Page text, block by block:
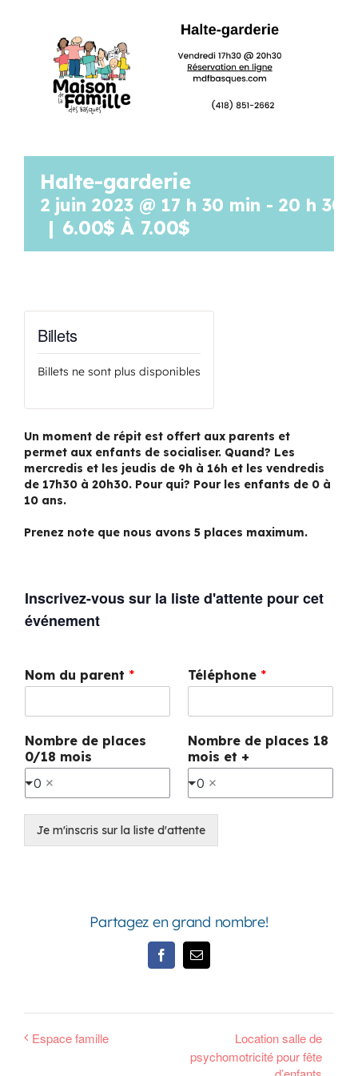
Mon Compte
OFFRES D’EMPLOI
Halte-garderie
2 juin 2023 @ 17 h 30 min - 20 h 30
| 6.00$ À 7.00$
Billets
Billets ne sont plus disponibles
Un moment de répit est offert aux parents et
permet aux enfants de socialiser. Quand? Les
mercredis et les jeudis de 9h à 16h et les vendredis
de 17h30 à 20h30. Pour qui? Pour les enfants de 0 à
10 ans.
Prenez note que nous avons 5 places maximum.
Inscrivez-vous sur la liste d'attente pour cet
événement
Nom du parent * Téléphone *
Nombre de places
0/18 mois
0
Nombre de places 18
mois et +
0
Je m'inscris sur la liste d'attente
Partagez en grand nombre!
FacebookEmail
Espace famille
Location salle de
psychomotricité pour fête